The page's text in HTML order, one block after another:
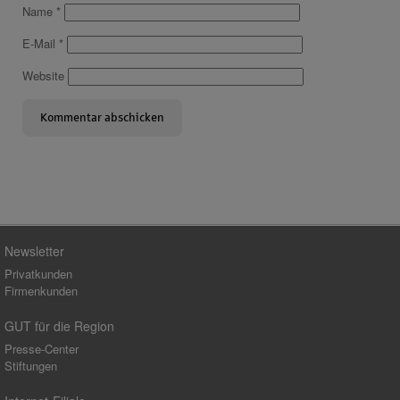
Name *
E-Mail *
Website
Newsletter
Privatkunden
Firmenkunden
GUT für die Region
Presse-Center
Stiftungen